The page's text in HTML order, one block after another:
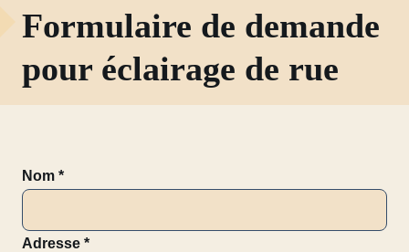
Formulaire de demande
pour éclairage de rue
Nom *
Adresse *